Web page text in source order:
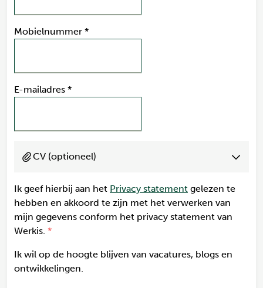
Mobielnummer *
E-mailadres *
CV (optioneel)
Ik geef hierbij aan het Privacy statement gelezen te
hebben en akkoord te zijn met het verwerken van
mijn gegevens conform het privacy statement van
Werkis.
Ik wil op de hoogte blijven van vacatures, blogs en
ontwikkelingen.